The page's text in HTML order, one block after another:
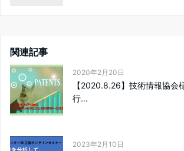
関連記事
2020年2月20日
【2020.8.26】技術情報協会
行...
2023年2月10日